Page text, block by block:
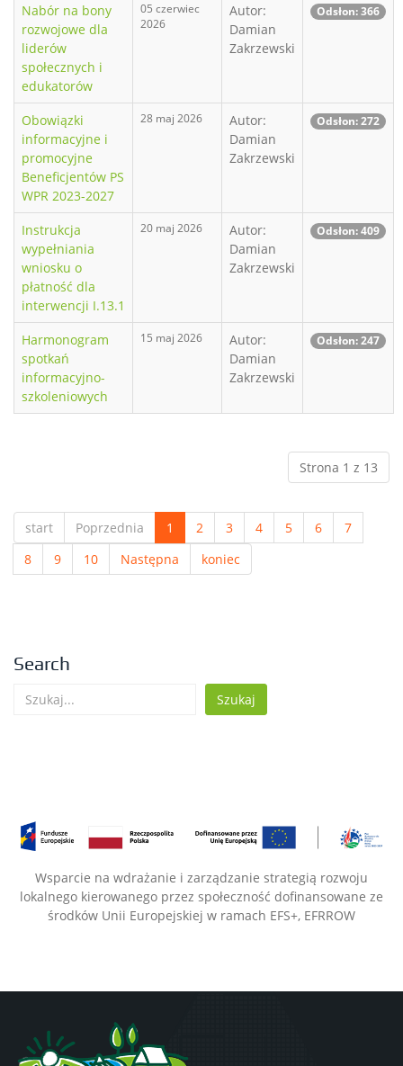
Nabór na bony
rozwojowe dla
liderów
społecznych i
edukatorów
05 czerwiec
2026
Autor:
Damian
Zakrzewski
Odsłon: 366
Obowiązki
informacyjne i
promocyjne
Beneficjentów PS
WPR 2023-2027
28 maj 2026
Autor:
Damian
Zakrzewski
Odsłon: 272
Instrukcja
wypełniania
wniosku o
płatność dla
interwencji I.13.1
20 maj 2026
Autor:
Damian
Zakrzewski
Odsłon: 409
Harmonogram
spotkań
informacyjno-
szkoleniowych
15 maj 2026
Autor:
Damian
Zakrzewski
Odsłon: 247
Strona 1 z 13
start Poprzednia 1 2 3 4 5 6
7
8
9 10 Następna koniec
Search
Szukaj
Wsparcie na wdrażanie i zarządzanie strategią rozwoju
lokalnego kierowanego przez społeczność dofinansowane ze
środków Unii Europejskiej w ramach EFS+, EFRROW